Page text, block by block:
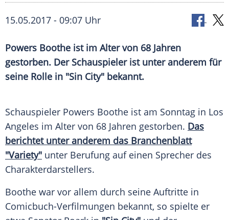
15.05.2017 - 09:07 Uhr
Powers Boothe ist im Alter von 68 Jahren
gestorben. Der Schauspieler ist unter anderem für
seine Rolle in "Sin City" bekannt.
Schauspieler Powers Boothe ist am Sonntag in Los
Angeles im Alter von 68 Jahren gestorben. Das
berichtet unter anderem das Branchenblatt
"Variety" unter Berufung auf einen Sprecher des
Charakterdarstellers.
Boothe war vor allem durch seine Auftritte in
Comicbuch-Verfilmungen bekannt, so spielte er